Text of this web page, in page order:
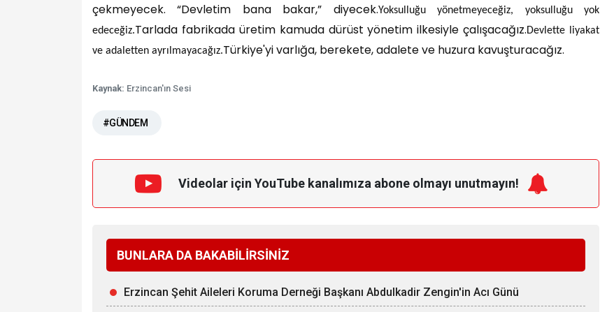
çekmeyecek. “Devletim bana bakar,” diyecek.Yoksulluğu yönetmeyeceğiz, yoksulluğu yok
edeceğiz.Tarlada fabrikada üretim kamuda dürüst yönetim ilkesiyle çalışacağız.Devlette liyakat
ve adaletten ayrılmayacağız.Türkiye'yi varlığa, berekete, adalete ve huzura kavuşturacağız.
Kaynak: Erzincan'ın Sesi
#GÜNDEM
Videolar için YouTube kanalımıza abone olmayı unutmayın!
BUNLARA DA BAKABİLİRSİNİZ
Erzincan Şehit Aileleri Koruma Derneği Başkanı Abdulkadir Zengin'in Acı Günü